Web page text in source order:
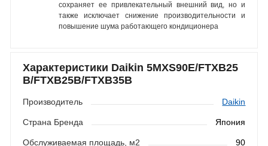
сохраняет ее привлекательный внешний вид, но и
также исключает снижение производительности и
повышение шума работающего кондиционера
Характеристики Daikin 5MXS90E/FTXB25
B/FTXB25B/FTXB35B
Производитель Daikin
Страна Бренда Япония
Обслуживаемая площадь, м2 90